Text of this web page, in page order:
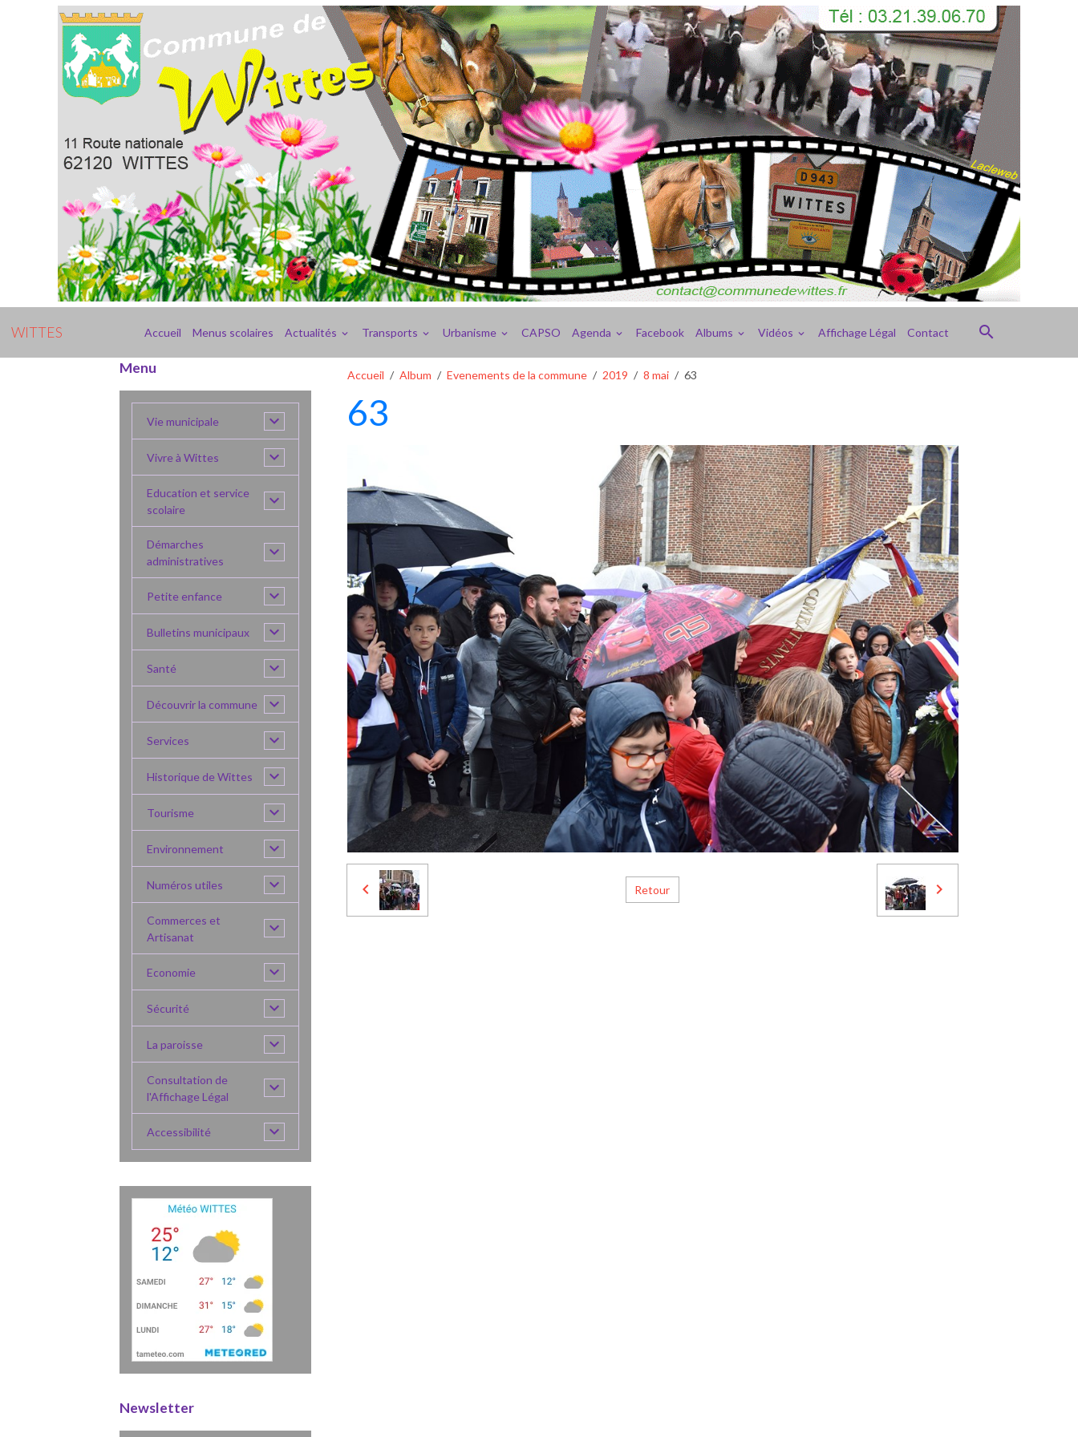
WITTES Accueil Menus scolaires Actualités Transports Urbanisme CAPSO Agenda Facebook Albums Vidéos Affichage Légal Contact
Accueil Album Evenements de la commune 2019 8 mai 63
63
Retour
Menu
Vie municipale
Vivre à Wittes
Education et service
scolaire
Démarches
administratives
Petite enfance
Bulletins municipaux
Santé
Découvrir la commune
Services
Historique de Wittes
Tourisme
Environnement
Numéros utiles
Commerces et
Artisanat
Economie
Sécurité
La paroisse
Consultation de
l'Affichage Légal
Accessibilité
Newsletter